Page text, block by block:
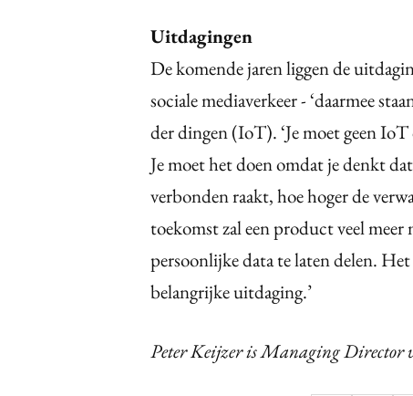
Uitdagingen
De komende jaren liggen de
sociale mediaverkeer - ‘daarmee
der dingen (IoT). ‘Je moet geen
Je moet het doen omdat je denkt
verbonden raakt, hoe hoger de
toekomst zal een product veel
persoonlijke data te laten delen.
belangrijke uitdaging.’
Peter Keijzer is Managing Director